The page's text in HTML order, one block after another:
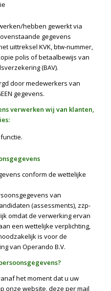
hebben gewerkt via
gegevens
uittreksel KVK, btw-nummer,
polis of betaalbewijs van
(BAV).
door medewerkers van
gegevens.
verwerken wij van klanten,
conform de wettelijke
van
(assessments), zzp-
omdat de verwerking ervan
een wettelijke verplichting,
is voor de
van Operando B.V.
het moment dat u uw
onze website, deze per mail